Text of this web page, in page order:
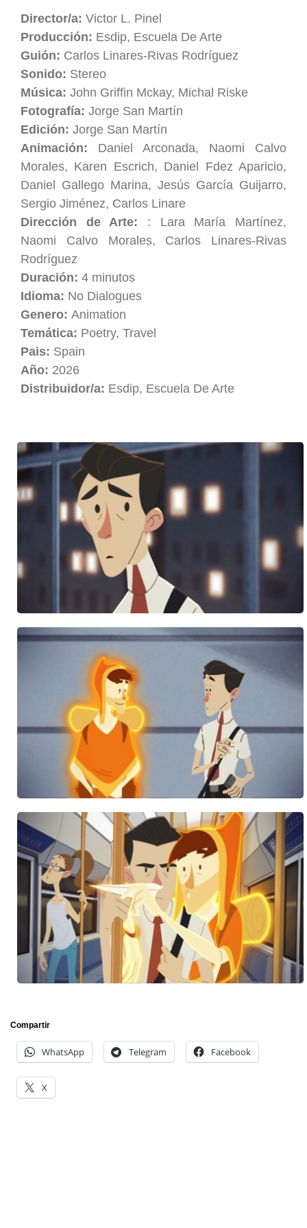
Director/a: Victor L. Pinel
Producción: Esdip, Escuela De Arte
Guión: Carlos Linares-Rivas Rodríguez
Sonido: Stereo
Música: John Griffin Mckay, Michal Riske
Fotografía: Jorge San Martín
Edición: Jorge San Martín
Animación: Daniel Arconada, Naomi Calvo
Morales, Karen Escrich, Daniel Fdez Aparicio,
Daniel Gallego Marina, Jesús García Guijarro,
Sergio Jiménez, Carlos Linare
Dirección de Arte: : Lara María Martínez,
Naomi Calvo Morales, Carlos Linares-Rivas
Rodríguez
Duración: 4 minutos
Idioma: No Dialogues
Genero: Animation
Temática: Poetry, Travel
Pais: Spain
Año: 2026
Distribuidor/a: Esdip, Escuela De Arte
Compartir
WhatsApp Telegram Facebook
X